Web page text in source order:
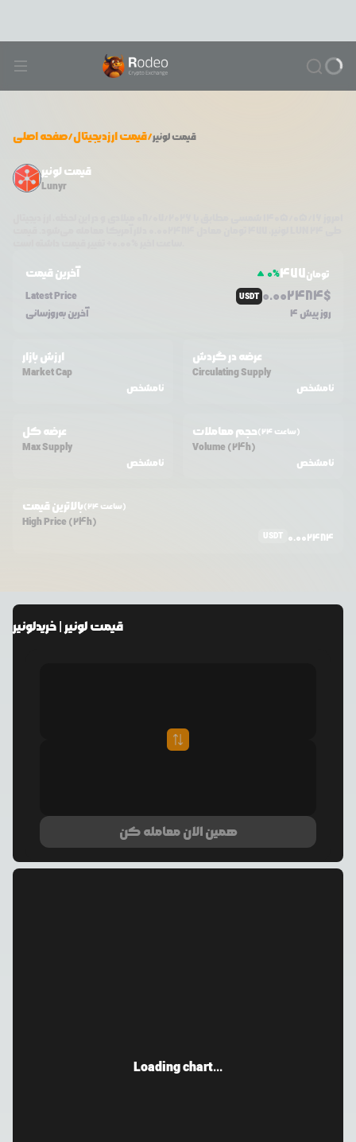
صفحه اصلی/قیمت ارزدیجیتال/ قیمتلونیر
قیمت لونیر
Lunyr
آخرین قیمت 0%477تومان
Latest Price
USDT 0.002484$
آخرین به‌روزسانی 4 روز پیش
ارزش بازار
Market Cap
نامشخص
عرضه در گردش
Circulating Supply
نامشخص
عرضه کل
Max Supply
نامشخص
حجم معاملات (24 ساعت)
Volume (24h)
نامشخص
بالاترین قیمت (24 ساعت)
High Price (24h)
USDT 0.002484
قیمتلونیر | خریدلونیر
همین الان معامله کن
Loading chart...